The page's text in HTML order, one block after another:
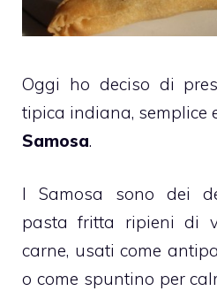
Oggi ho deciso di
tipica indiana, semplice
Samosa.
I Samosa sono dei
pasta fritta ripieni di
carne, usati come
o come spuntino per